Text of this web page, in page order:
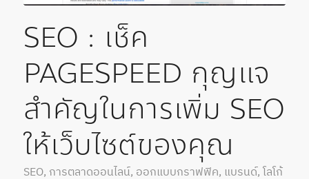
SEO : เช็ค
PAGESPEED กุญแจ
สำคัญในการเพิ่ม SEO
ให้เว็บไซต์ของคุณ
SEO, การตลาดออนไลน์, ออกแบบกราฟฟิค, แบรนด์, โลโก้